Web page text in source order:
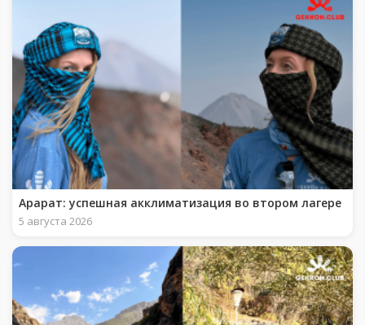
Арарат: успешная акклиматизация во втором лагере
5 августа 2026